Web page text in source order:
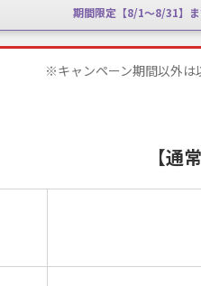
期間限定【8/1〜8/31】ま
※キャンペーン期間以外は
【通